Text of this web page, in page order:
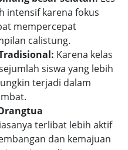
intensif karena fokus
mempercepat
calistung.
Karena kelas
siswa yang lebih
terjadi dalam
terlibat lebih aktif
dan kemajuan